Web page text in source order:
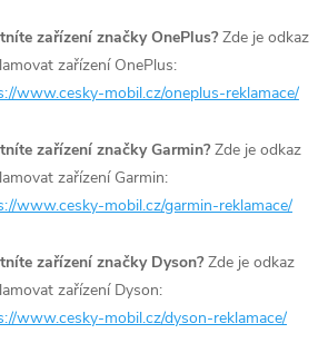
zařízení značky OnePlus?Zde je odkaz
zařízení OnePlus:
www.cesky-mobil.cz/oneplus-reklamace/
zařízení značky Garmin?Zde je odkaz
zařízení Garmin:
www.cesky-mobil.cz/garmin-reklamace/
zařízení značky Dyson?Zde je odkaz
zařízení Dyson:
www.cesky-mobil.cz/dyson-reklamace/